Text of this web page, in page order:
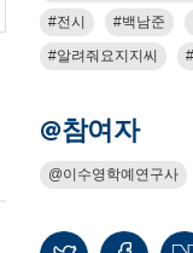
전시
백남준
알려줘요지지씨
@참여자
이수영학예연구사